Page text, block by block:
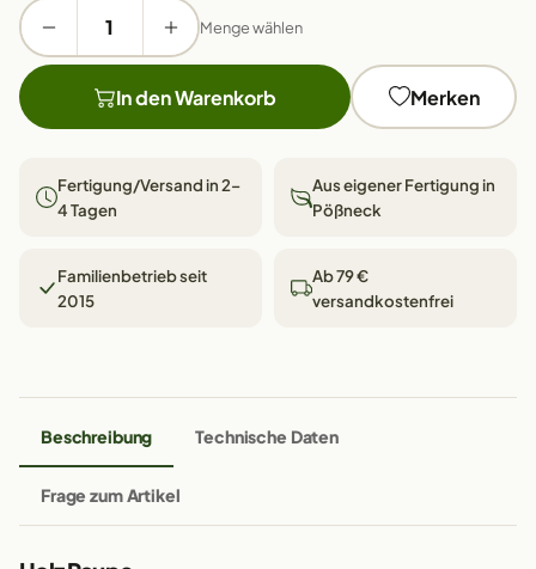
Menge wählen
In den Warenkorb Merken
Fertigung/Versand in 2–
4 Tagen
Aus eigener Fertigung in
Pößneck
Familienbetrieb seit
2015
Ab 79 €
versandkostenfrei
Beschreibung Technische Daten
Frage zum Artikel